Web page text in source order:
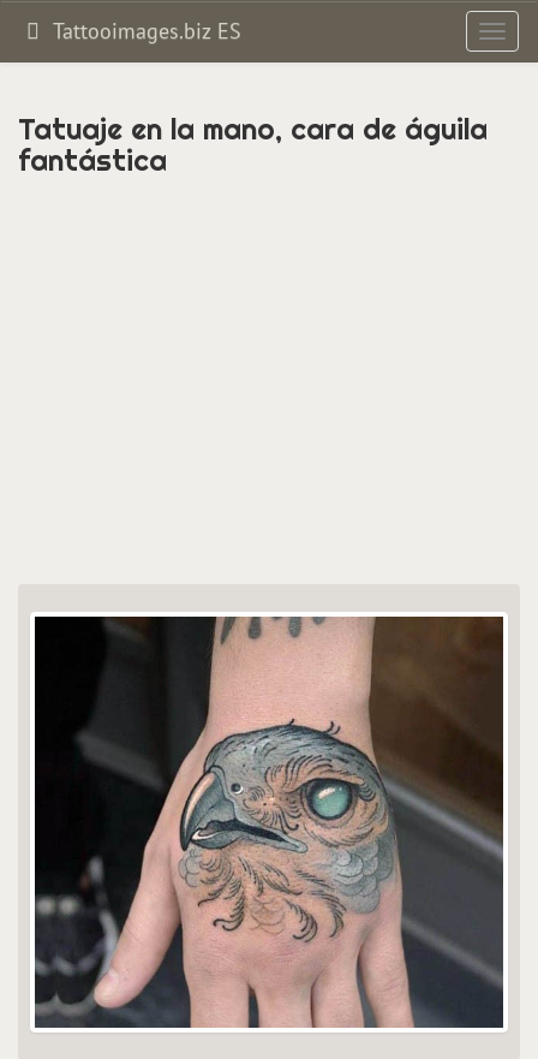
Tattooimages.biz ES
Tatuaje en la mano, cara de águila
fantástica